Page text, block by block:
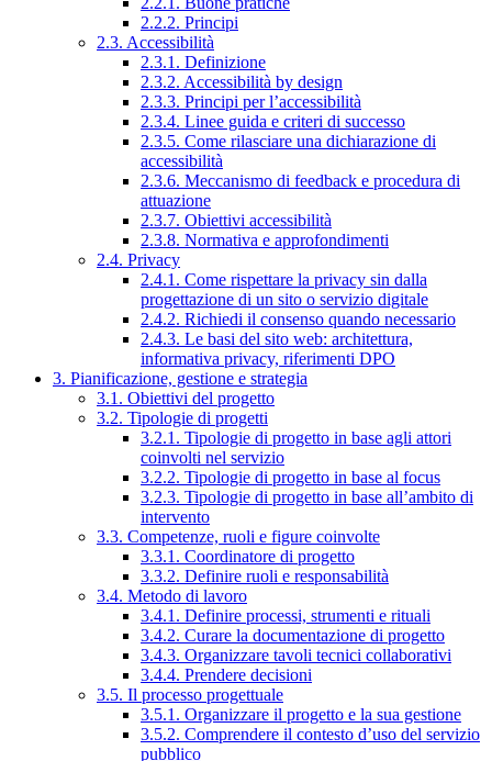
2.2.2. Principi
2.3. Accessibilità
2.3.1. Definizione
2.3.2. Accessibilità by design
2.3.3. Principi per l’accessibilità
2.3.4. Linee guida e criteri di successo
2.3.5. Come rilasciare una dichiarazione di
accessibilità
2.3.6. Meccanismo di feedback e procedura di
attuazione
2.3.7. Obiettivi accessibilità
2.3.8. Normativa e approfondimenti
2.4. Privacy
2.4.1. Come rispettare la privacy sin dalla
progettazione di un sito o servizio digitale
2.4.2. Richiedi il consenso quando necessario
2.4.3. Le basi del sito web: architettura,
informativa privacy, riferimenti DPO
3. Pianificazione, gestione e strategia
3.1. Obiettivi del progetto
3.2. Tipologie di progetti
3.2.1. Tipologie di progetto in base agli attori
coinvolti nel servizio
3.2.2. Tipologie di progetto in base al focus
3.2.3. Tipologie di progetto in base all’ambito di
intervento
3.3. Competenze, ruoli e figure coinvolte
3.3.1. Coordinatore di progetto
3.3.2. Definire ruoli e responsabilità
3.4. Metodo di lavoro
3.4.1. Definire processi, strumenti e rituali
3.4.2. Curare la documentazione di progetto
3.4.3. Organizzare tavoli tecnici collaborativi
3.4.4. Prendere decisioni
3.5. Il processo progettuale
3.5.1. Organizzare il progetto e la sua gestione
3.5.2. Comprendere il contesto d’uso del servizio
pubblico